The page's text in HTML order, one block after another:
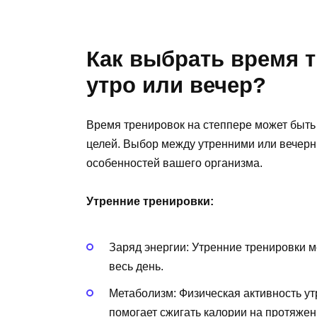
Как выбрать время
утро или вечер?
Время тренировок на степпере может
целей. Выбор между утренними или
особенностей вашего организма.
Утренние тренировки:
Заряд энергии: Утренние тренировки
весь день.
Метаболизм: Физическая активность
помогает сжигать калории на